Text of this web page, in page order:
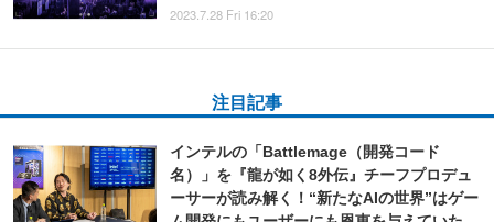
2023.7.28 Fri 16:20
注目記事
インテルの「Battlemage（開発コード
名）」を『龍が如く8外伝』チーフプロデュ
ーサーが読み解く！“新たなAIの世界”はゲー